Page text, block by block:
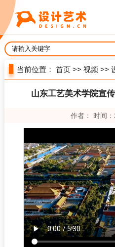
当前位置：首页 >>视频 >>
山东工艺美术学院宣
作者： 时间